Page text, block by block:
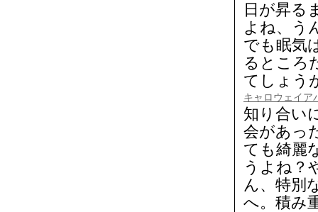
日が昇る
よね、う
でも眠気
るところ
てしょう
キャロウェイア
知り合い
会があっ
ても綺麗
うよね？
ん、特別
へ。積み